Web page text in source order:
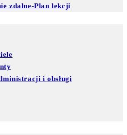
zdalne-Plan lekcji
i obsługi